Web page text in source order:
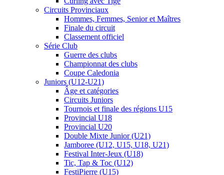
Circuits Provinciaux
Hommes, Femmes, Senior et Maîtres
Finale du circuit
Classement officiel
Série Club
Guerre des clubs
Championnat des clubs
Coupe Caledonia
Juniors (U12-U21)
Âge et catégories
Circuits Juniors
Tournois et finale des régions U15
Provincial U18
Provincial U20
Double Mixte Junior (U21)
Jamboree (U12, U15, U18, U21)
Festival Inter-Jeux (U18)
Tic, Tap & Toc (U12)
FestiPierre (U15)